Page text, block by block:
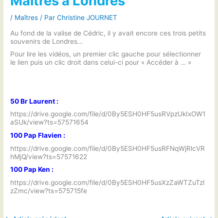
/ Maîtres / ParChristine JOURNET
Au fond de la valise de Cédric, il y avait encore ces trois petits
souvenirs de Londres…
Pour lire les vidéos, un premier clic gauche pour sélectionner
le lien puis un clic droit dans celui-ci pour « Accéder à … »
50 Br Laurent :
https://drive.google.com/file/d/0By5ESH0HF5usRVpzUkIxOW1
aSUk/view?ts=57571654
100 Pap Flavien :
https://drive.google.com/file/d/0By5ESH0HF5usRFNqWjRlcVR
hMjQ/view?ts=57571622
100 Pap Ken :
https://drive.google.com/file/d/0By5ESH0HF5usXzZaWTZuTzl
zZmc/view?ts=575715fe